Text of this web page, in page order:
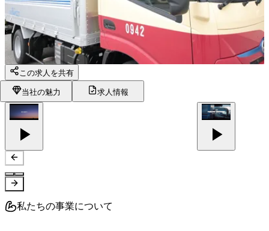
この求人を共有
当社の魅力 求人情報
私たちの事業について